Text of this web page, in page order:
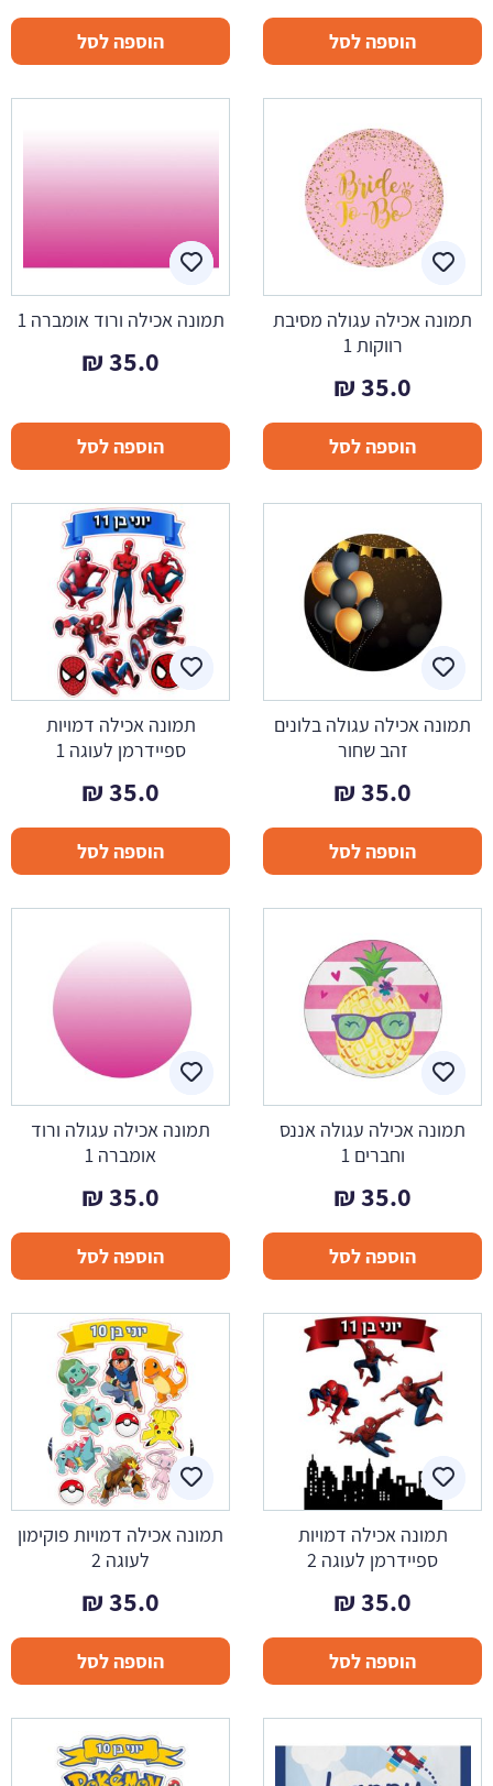
הוספה לסל הוספה לסל
תמונה אכילה עגולה מסיבת
רווקות 1
35.0
₪
הוספה לסל
תמונה אכילה ורוד אומברה 1
35.0
₪
הוספה לסל
תמונה אכילה עגולה בלונים
זהב שחור
35.0
₪
הוספה לסל
תמונה אכילה דמויות
ספיידרמן לעוגה 1
35.0
₪
הוספה לסל
תמונה אכילה עגולה אננס
וחברים 1
35.0
₪
הוספה לסל
תמונה אכילה עגולה ורוד
אומברה 1
35.0
₪
הוספה לסל
תמונה אכילה דמויות
ספיידרמן לעוגה 2
35.0
₪
הוספה לסל
תמונה אכילה דמויות פוקימון
לעוגה 2
35.0
₪
הוספה לסל